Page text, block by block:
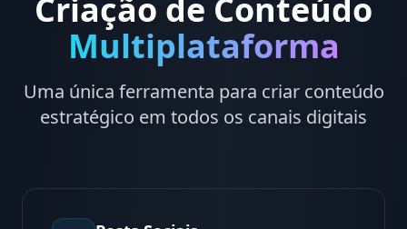
Criação de Conteúdo
Multiplataforma
Uma única ferramenta para criar conteúdo
estratégico em todos os canais digitais